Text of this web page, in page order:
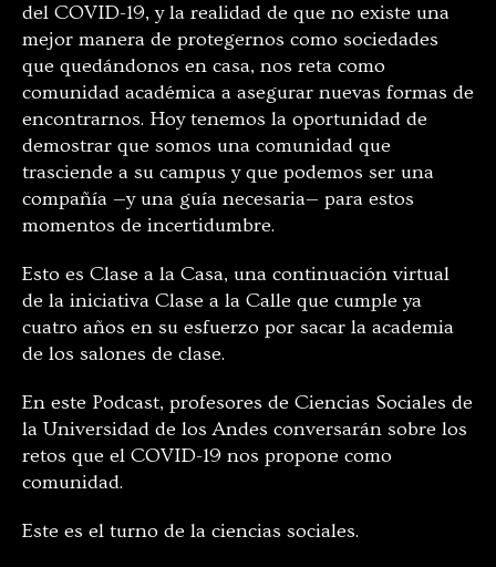
del COVID-19, y la realidad de que no existe una
mejor manera de protegernos como sociedades
que quedándonos en casa, nos reta como
comunidad académica a asegurar nuevas formas de
encontrarnos. Hoy tenemos la oportunidad de
demostrar que somos una comunidad que
trasciende a su campus y que podemos ser una
compañía —y una guía necesaria— para estos
momentos de incertidumbre.
Esto es Clase a la Casa, una continuación virtual
de la iniciativa Clase a la Calle que cumple ya
cuatro años en su esfuerzo por sacar la academia
de los salones de clase.
En este Podcast, profesores de Ciencias Sociales de
la Universidad de los Andes conversarán sobre los
retos que el COVID-19 nos propone como
comunidad.
Este es el turno de la ciencias sociales.